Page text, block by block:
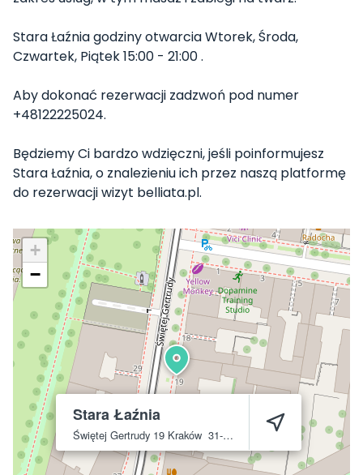
Stara Łaźnia godziny otwarcia Wtorek, Środa,
Czwartek, Piątek 15:00 - 21:00 .
Aby dokonać rezerwacji zadzwoń pod numer
+48122225024.
Będziemy Ci bardzo wdzięczni, jeśli poinformujesz
Stara Łaźnia, o znalezieniu ich przez naszą platformę
do rezerwacji wizyt belliata.pl.
Stara Łaźnia
Świętej Gertrudy 19 Kraków 31-048
+
−